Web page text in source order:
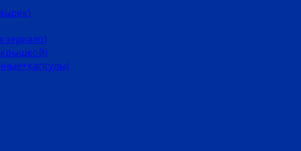
зеркало)